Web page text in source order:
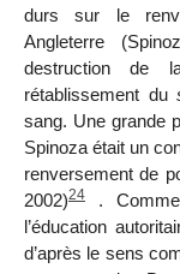
durs sur le
Angleterre
destruction de
rétablissement du
sang. Une grande
Spinoza était un
renversement de
2002)24
.
l’éducation
d’après le sens